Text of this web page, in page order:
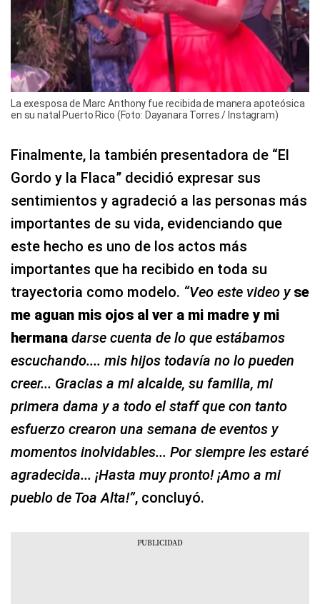
La exesposa de Marc Anthony fue recibida de manera apoteósica
en su natal Puerto Rico (Foto: Dayanara Torres / Instagram)
Finalmente, la también presentadora de “El
Gordo y la Flaca” decidió expresar sus
sentimientos y agradeció a las personas más
importantes de su vida, evidenciando que
este hecho es uno de los actos más
importantes que ha recibido en toda su
trayectoria como modelo. “Veo este video y se
me aguan mis ojos al ver a mi madre y mi
hermana darse cuenta de lo que estábamos
escuchando.... mis hijos todavía no lo pueden
creer... Gracias a mi alcalde, su familia, mi
primera dama y a todo el staff que con tanto
esfuerzo crearon una semana de eventos y
momentos inolvidables... Por siempre les estaré
agradecida... ¡Hasta muy pronto! ¡Amo a mi
pueblo de Toa Alta!”, concluyó.